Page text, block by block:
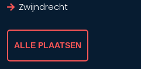
Zwijndrecht
ALLE PLAATSEN